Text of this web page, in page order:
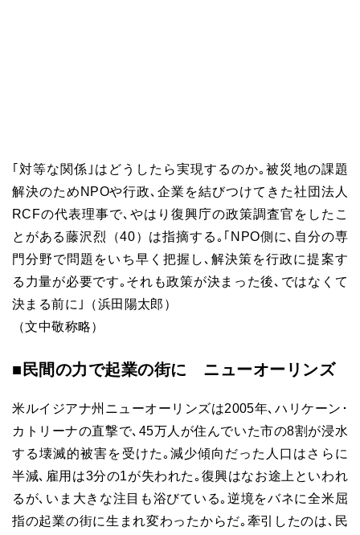
｢対等な関係｣はどうしたら実現するのか｡被災地の課題
解決のためNPOや行政､企業を結びつけてきた社団法人
RCFの代表理事で､やはり復興庁の政策調査官をしたこ
とがある藤沢烈（40）は指摘する｡｢NPO側に､自分の専
門分野で問題をいち早く把握し､解決策を行政に提案す
る力量が必要です｡それも政策が決まった後､ではなくて
決まる前に｣（浜田陽太郎）
（文中敬称略）
■民間の力で起業の街に ニューオーリンズ
米ルイジアナ州ニューオーリンズは2005年､ハリケーン･
カトリーナの直撃で､45万人が住んでいた市の8割が浸水
する壊滅的被害を受けた｡減少傾向だった人口はさらに
半減､雇用は3分の1が失われた｡復興はなお途上といわれ
るが､いま大きな注目も浴びている｡逆境をバネに全米屈
指の起業の街に生まれ変わったからだ｡牽引したのは､民